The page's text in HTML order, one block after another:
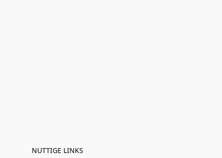
NUTTIGE LINKS